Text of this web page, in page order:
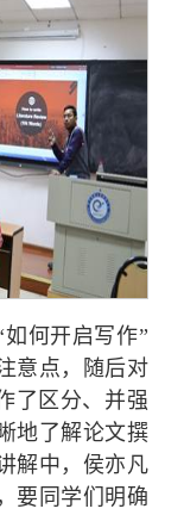
何开启写作”
意点，随后对
了区分、并强
地了解论文撰
解中，侯亦凡
要同学们明确